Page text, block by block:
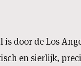
door de Los
en sierlijk,